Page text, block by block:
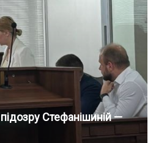
Стефанішиній —